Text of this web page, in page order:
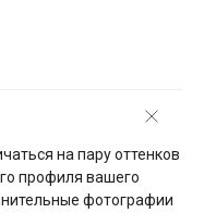
на пару оттенков
профиля вашего
фотографии